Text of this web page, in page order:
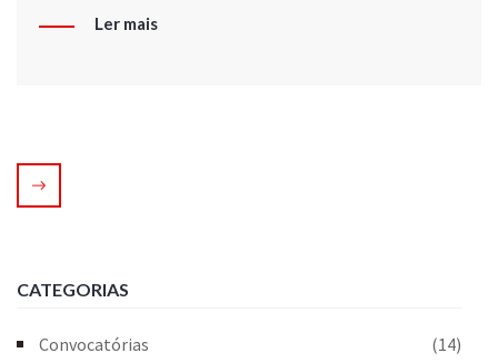
Ler mais
CATEGORIAS
Convocatórias
(14)